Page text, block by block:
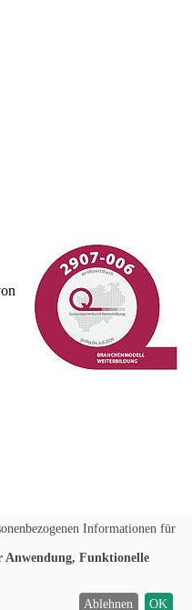
Informationen für
Anwendung, Funktionelle
Ablehnen OK